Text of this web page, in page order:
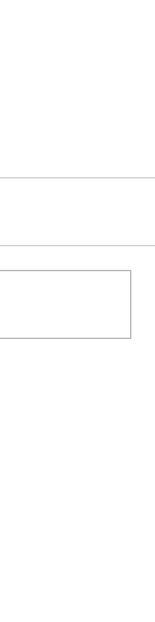
現代的